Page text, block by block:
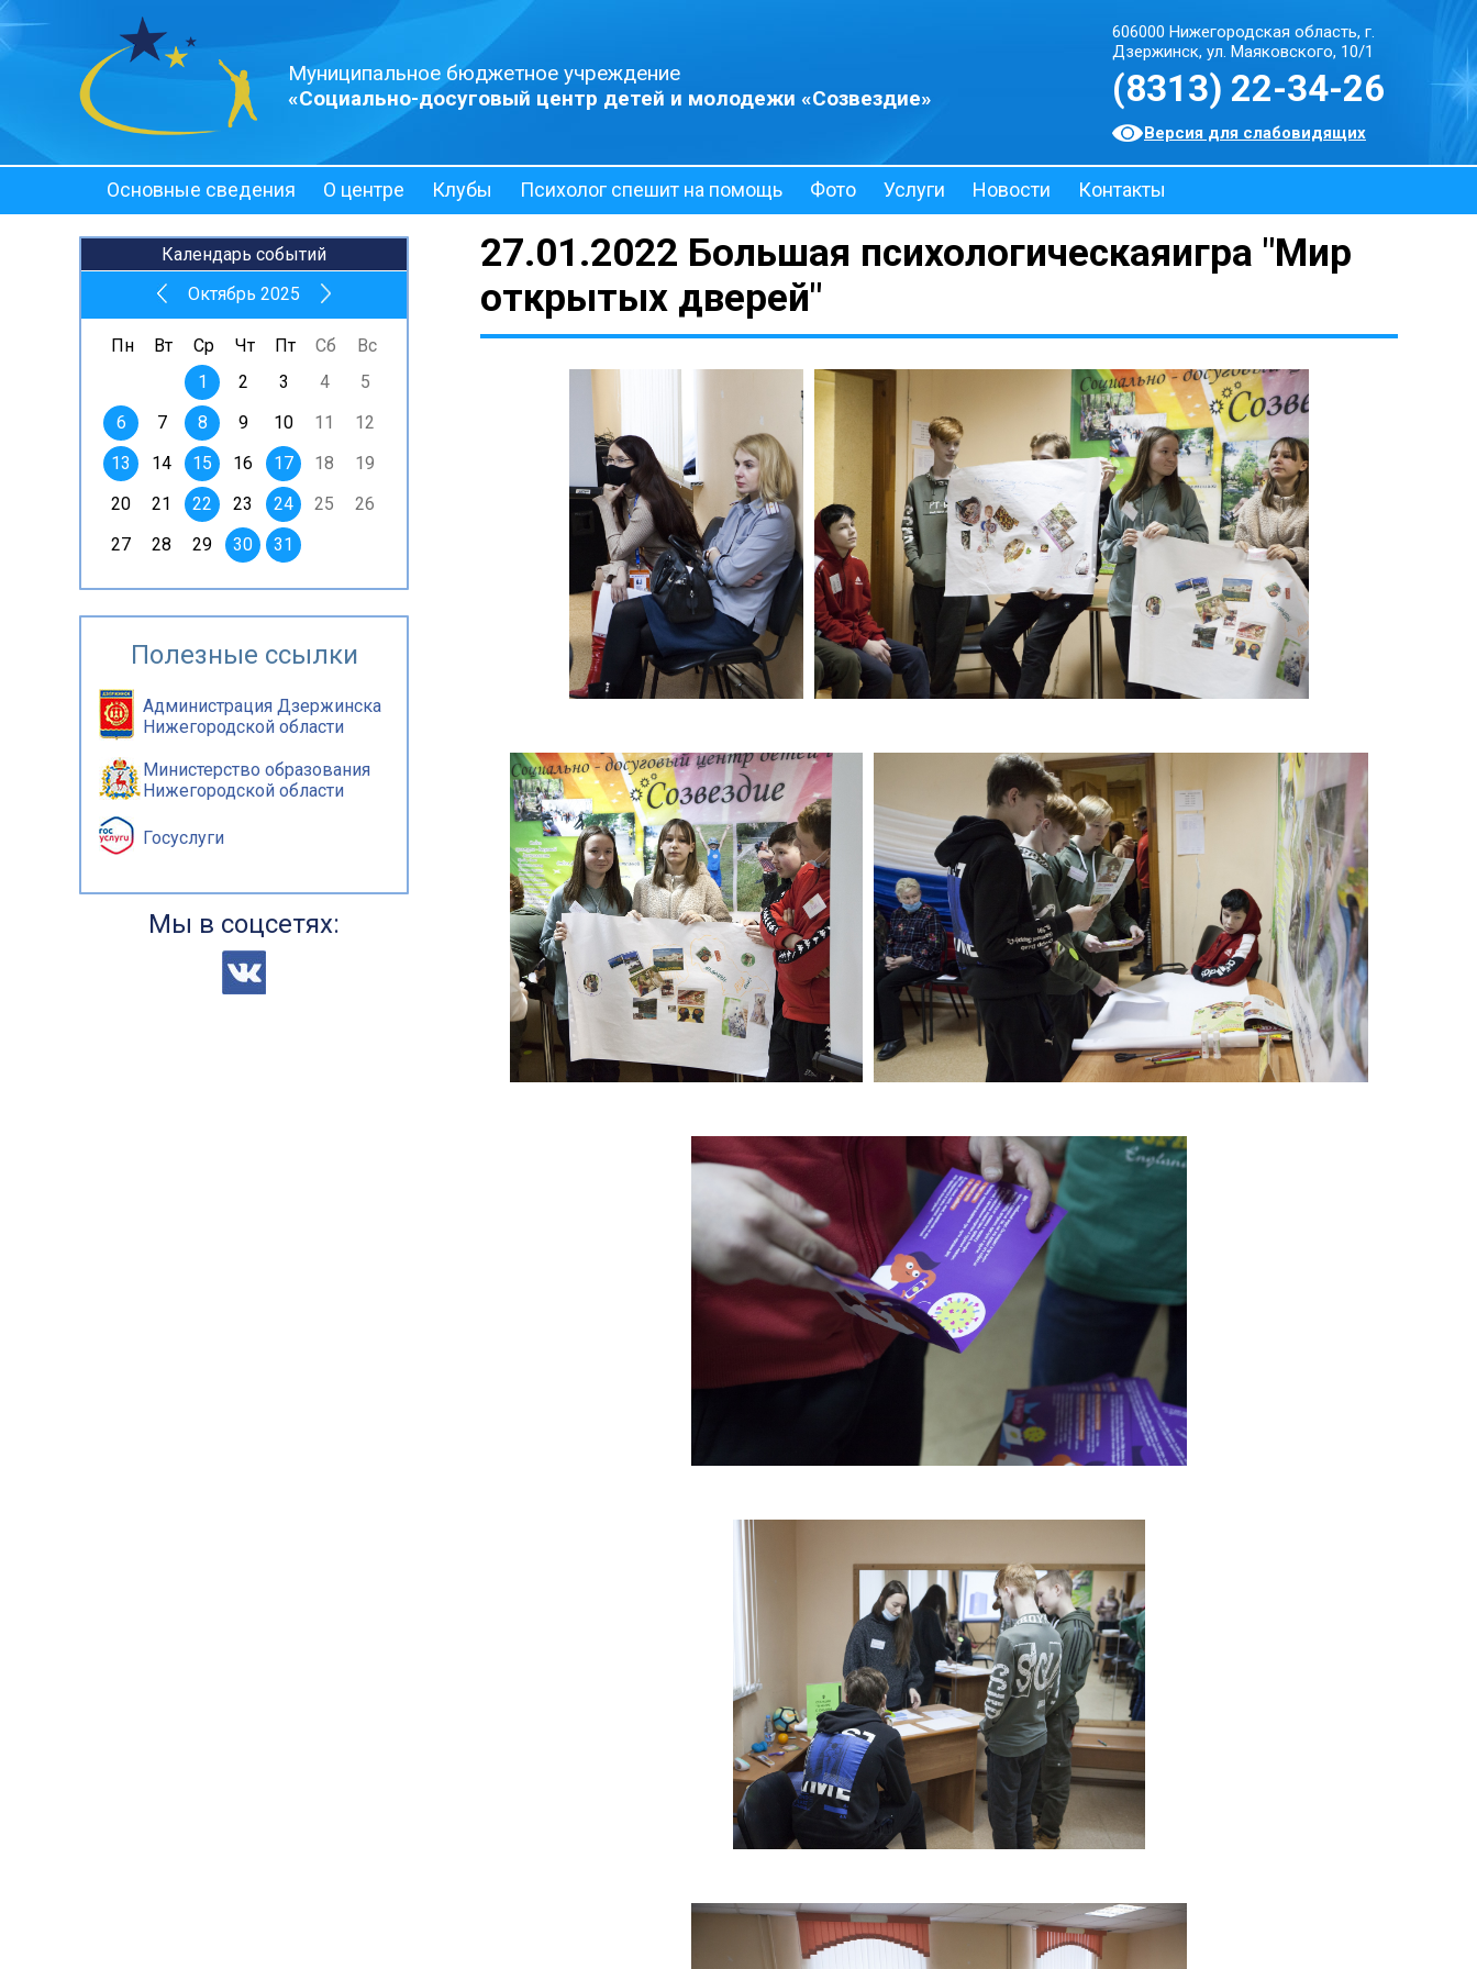
Муниципальное бюджетное учреждение
«Социально-досуговый центр детей и молодежи «Созвездие»
606000 Нижегородская область, г.
Дзержинск, ул. Маяковского, 10/1
(8313) 22-34-26
Версия для слабовидящих
Основные сведения О центре Клубы Психолог спешит на помощь Фото Услуги Новости
Контакты
Календарь событий
Октябрь 2025
Пн Вт Ср Чт Пт Сб
Вс
1
2 3 4
5
6
7 8 9 10 11
12
13
14 15 16 17 18
19
20
21 22 23 24 25
26
27
28 29 30 31
Полезные ссылки
Администрация Дзержинска
Нижегородской области
Министерство образования
Нижегородской области
Госуслуги
Мы в соцсетях:
27.01.2022 Большая психологическаяигра "Мир
открытых дверей"